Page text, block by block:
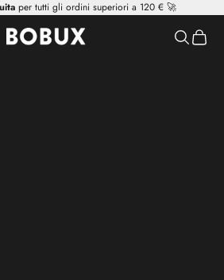
per tutti gli ordini superiori a 120 € 🚀
Mr Tiggle - Distributor Mostra il